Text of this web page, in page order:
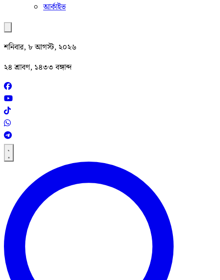
আর্কাইভ
শনিবার, ৮ আগস্ট, ২০২৬
২৪ শ্রাবণ, ১৪৩৩ বঙ্গাব্দ